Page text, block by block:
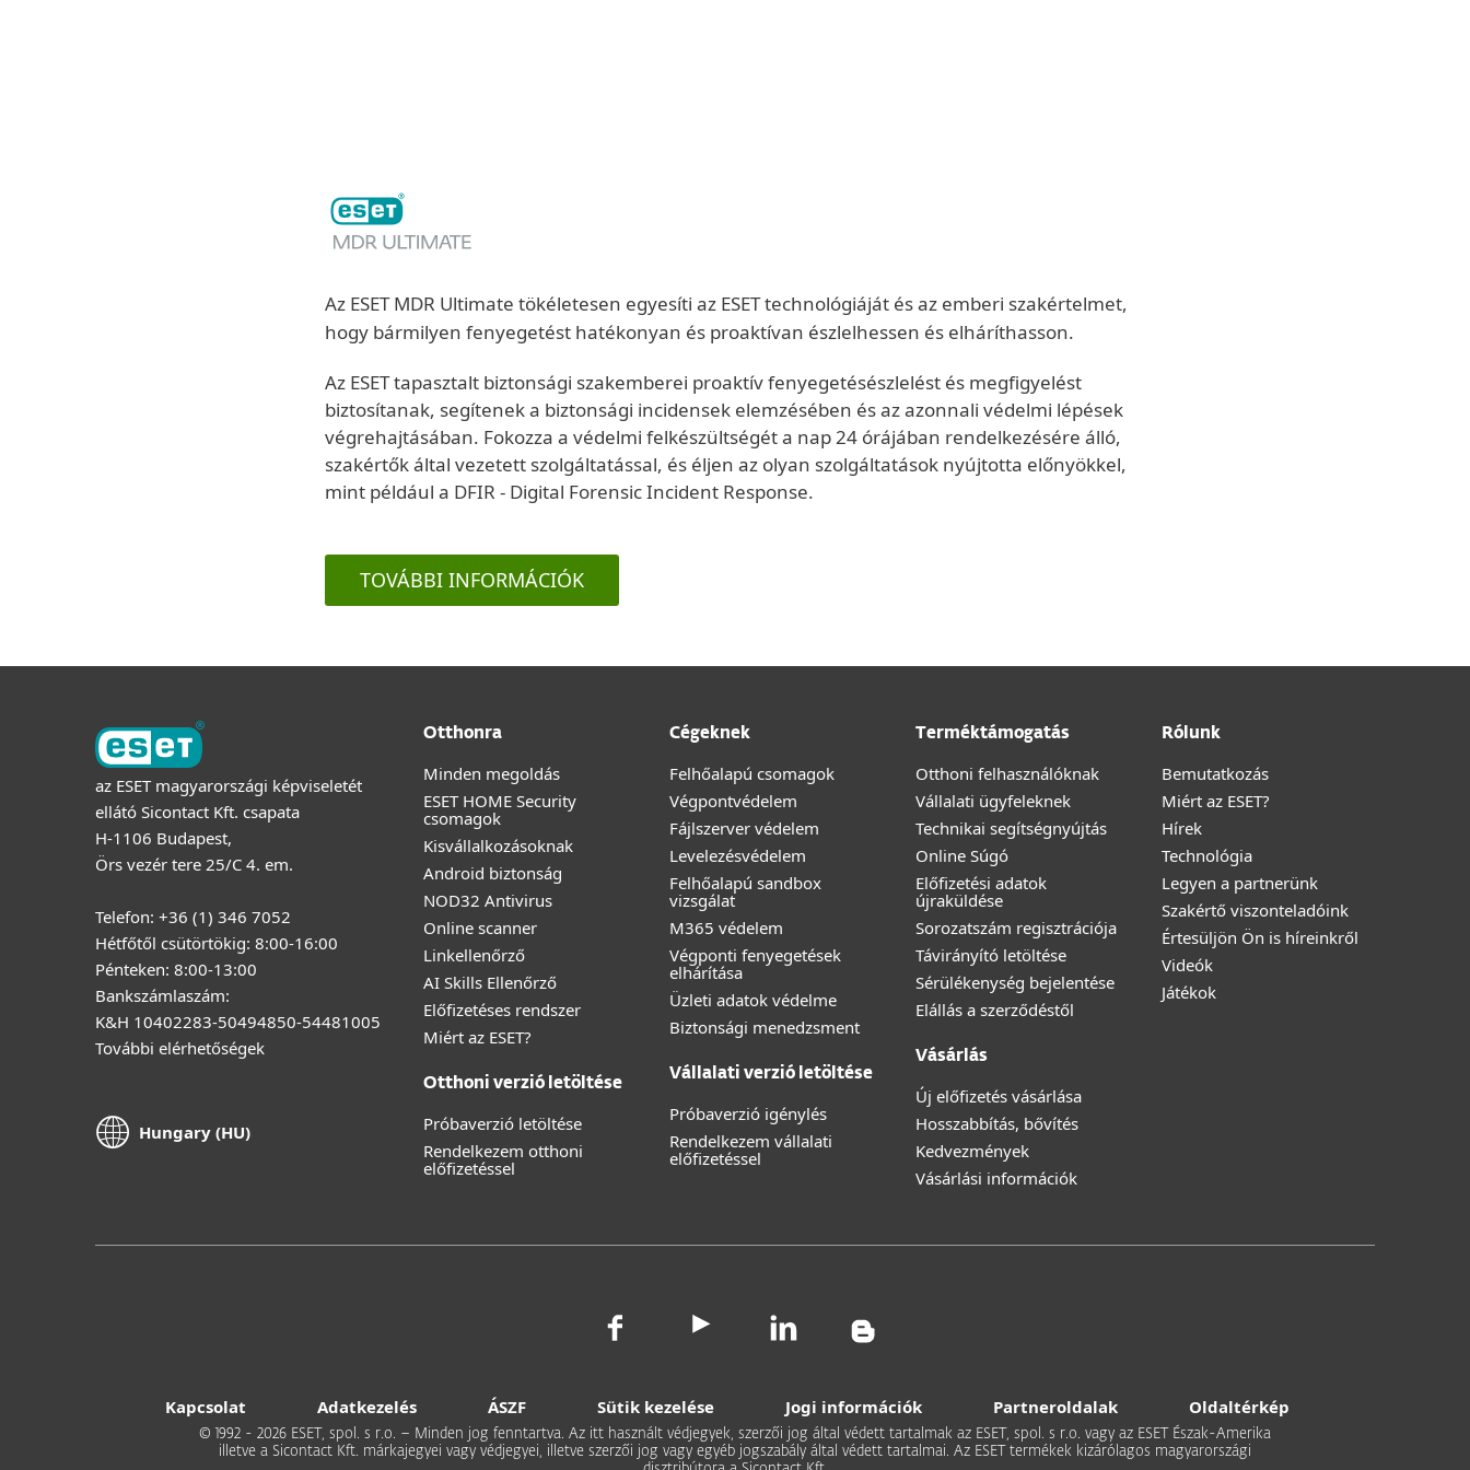
Az ESET MDR Ultimate tökéletesen egyesíti az ESET technológiáját és az emberi szakértelmet,
hogy bármilyen fenyegetést hatékonyan és proaktívan észlelhessen és elháríthasson.
Az ESET tapasztalt biztonsági szakemberei proaktív fenyegetésészlelést és megfigyelést
biztosítanak, segítenek a biztonsági incidensek elemzésében és az azonnali védelmi lépések
végrehajtásában. Fokozza a védelmi felkészültségét a nap 24 órájában rendelkezésére álló,
szakértők által vezetett szolgáltatással, és éljen az olyan szolgáltatások nyújtotta előnyökkel,
mint például a DFIR - Digital Forensic Incident Response.
TOVÁBBI INFORMÁCIÓK
az ESET magyarországi képviseletét
ellátó Sicontact Kft. csapata
H-1106 Budapest,
Örs vezér tere 25/C 4. em.
Telefon: +36 (1) 346 7052
Hétfőtől csütörtökig: 8:00-16:00
Pénteken: 8:00-13:00
Bankszámlaszám:
K&H 10402283-50494850-54481005
További elérhetőségek
Hungary (HU)
Otthonra
Minden megoldás
ESET HOME Security
csomagok
Kisvállalkozásoknak
Android biztonság
NOD32 Antivirus
Online scanner
Linkellenőrző
AI Skills Ellenőrző
Előfizetéses rendszer
Miért az ESET?
Otthoni verzió letöltése
Próbaverzió letöltése
Rendelkezem otthoni
előfizetéssel
Cégeknek
Felhőalapú csomagok
Végpontvédelem
Fájlszerver védelem
Levelezésvédelem
Felhőalapú sandbox
vizsgálat
M365 védelem
Végponti fenyegetések
elhárítása
Üzleti adatok védelme
Biztonsági menedzsment
Vállalati verzió letöltése
Próbaverzió igénylés
Rendelkezem vállalati
előfizetéssel
Terméktámogatás
Otthoni felhasználóknak
Vállalati ügyfeleknek
Technikai segítségnyújtás
Online Súgó
Előfizetési adatok
újraküldése
Sorozatszám regisztrációja
Távirányító letöltése
Sérülékenység bejelentése
Elállás a szerződéstől
Vásárlás
Új előfizetés vásárlása
Hosszabbítás, bővítés
Kedvezmények
Vásárlási információk
Rólunk
Bemutatkozás
Miért az ESET?
Hírek
Technológia
Legyen a partnerünk
Szakértő viszonteladóink
Értesüljön Ön is híreinkről
Videók
Játékok
Kapcsolat Adatkezelés ÁSZF Sütik kezelése Jogi információk Partneroldalak Oldaltérkép
© 1992 - 2026 ESET, spol. s r.o. – Minden jog fenntartva. Az itt használt védjegyek, szerzői jog által védett tartalmak az ESET, spol. s r.o. vagy az ESET Észak-Amerika
illetve a Sicontact Kft. márkajegyei vagy védjegyei, illetve szerzői jog vagy egyéb jogszabály által védett tartalmai. Az ESET termékek kizárólagos magyarországi